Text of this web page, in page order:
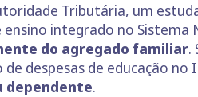
Tributária, um
integrado no Sistema
do agregado familiar.
despesas de educação no
dependente.